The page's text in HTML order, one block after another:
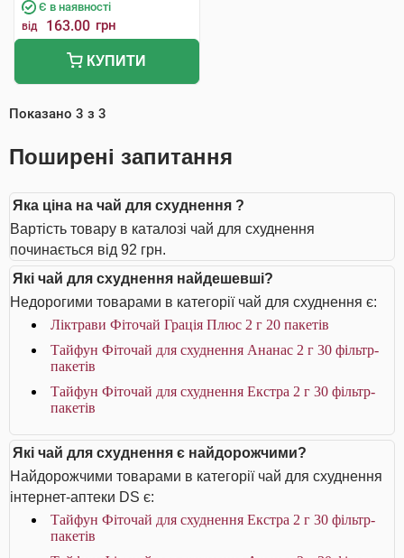
Є в наявності
від 163.00 грн
КУПИТИ
Показано 3 з 3
Поширені запитання
Яка ціна на чай для схуднення ?
Вартість товару в каталозі чай для схуднення
починається від 92 грн.
Які чай для схуднення найдешевші?
Недорогими товарами в категорії чай для схуднення є:
Ліктрави Фіточай Грація Плюс 2 г 20 пакетів
Тайфун Фіточай для схуднення Ананас 2 г 30 фільтр-
пакетів
Тайфун Фіточай для схуднення Екстра 2 г 30 фільтр-
пакетів
Які чай для схуднення є найдорожчими?
Найдорожчими товарами в категорії чай для схуднення
інтернет-аптеки DS є:
Тайфун Фіточай для схуднення Екстра 2 г 30 фільтр-
пакетів